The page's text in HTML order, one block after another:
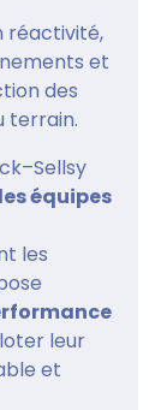
réactivité,
et
des
terrain.
équipes
les
leur
et